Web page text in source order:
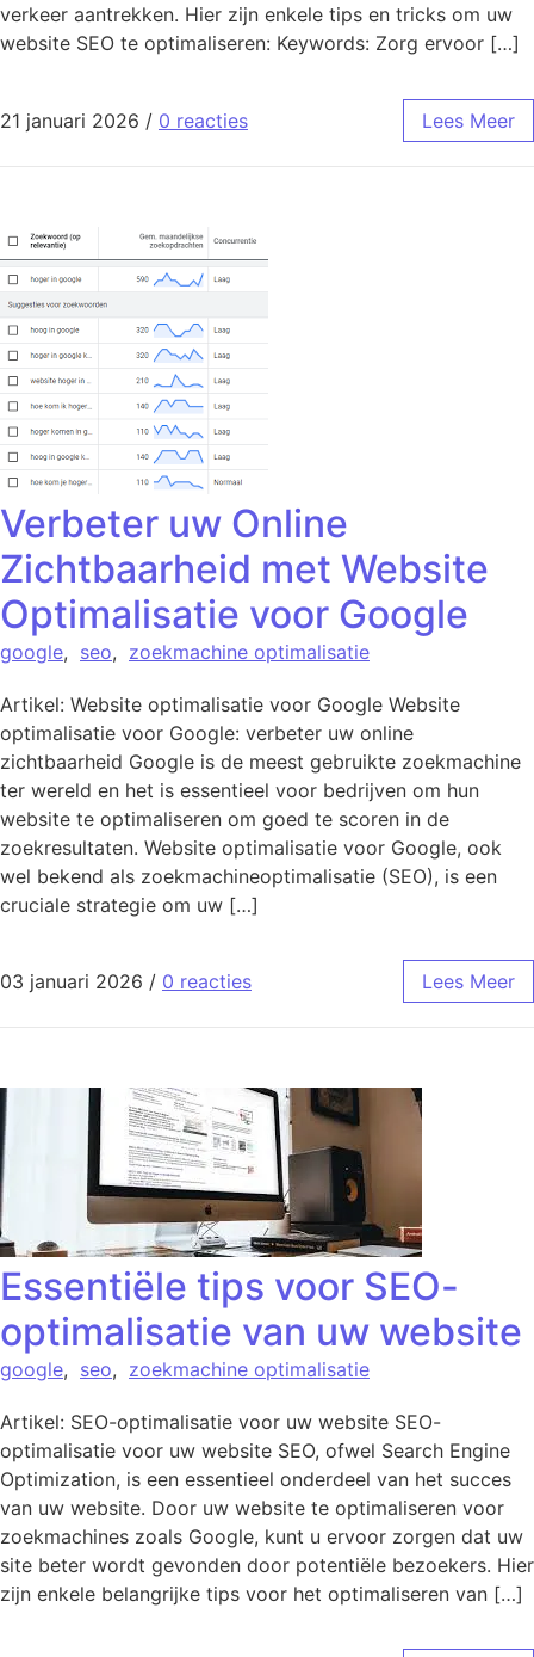
verkeer aantrekken. Hier zijn enkele tips en tricks om uw
website SEO te optimaliseren: Keywords: Zorg ervoor […]
21 januari 2026 / 0 reacties Lees Meer
Verbeter uw Online
Zichtbaarheid met Website
Optimalisatie voor Google
google, seo, zoekmachine optimalisatie
Artikel: Website optimalisatie voor Google Website
optimalisatie voor Google: verbeter uw online
zichtbaarheid Google is de meest gebruikte zoekmachine
ter wereld en het is essentieel voor bedrijven om hun
website te optimaliseren om goed te scoren in de
zoekresultaten. Website optimalisatie voor Google, ook
wel bekend als zoekmachineoptimalisatie (SEO), is een
cruciale strategie om uw […]
03 januari 2026 / 0 reacties Lees Meer
Essentiële tips voor SEO-
optimalisatie van uw website
google, seo, zoekmachine optimalisatie
Artikel: SEO-optimalisatie voor uw website SEO-
optimalisatie voor uw website SEO, ofwel Search Engine
Optimization, is een essentieel onderdeel van het succes
van uw website. Door uw website te optimaliseren voor
zoekmachines zoals Google, kunt u ervoor zorgen dat uw
site beter wordt gevonden door potentiële bezoekers. Hier
zijn enkele belangrijke tips voor het optimaliseren van […]